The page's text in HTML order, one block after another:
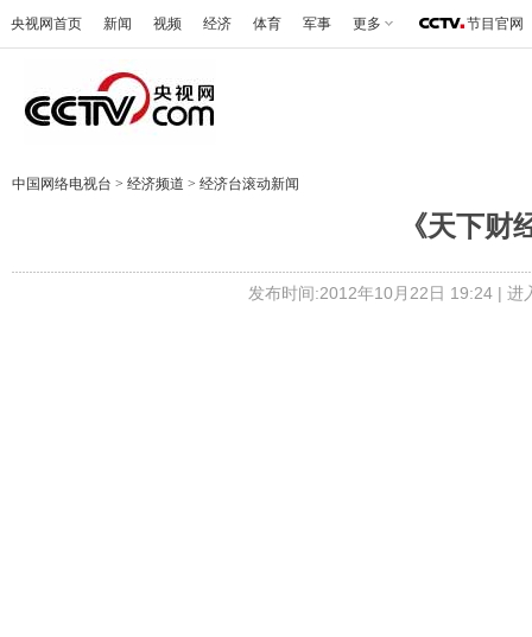
央视网首页 新闻 视频 经济 体育 军事 更多 节目官网
中国网络电视台 > 经济频道 > 经济台滚动新闻
《天下财
发布时间:2012年10月22日 19:24 | 进